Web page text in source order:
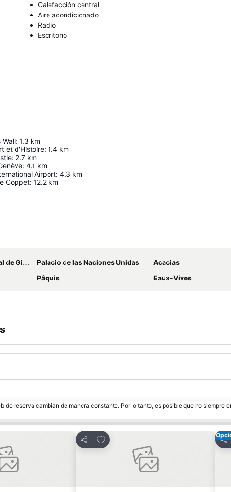
Calefacción central
Aire acondicionado
Radio
Escritorio
Wall: 1.3 km
et d'Histoire: 1.4 km
: 2.7 km
: 4.1 km
Airport: 4.3 km
Coppet: 12.2 km
Palacio de las Naciones Unidas
Acacias
Pâquis Eaux-Vives
reserva cambian de manera constante. Por lo tanto, es posible que no siempre
Compartir
Agregar a favoritos